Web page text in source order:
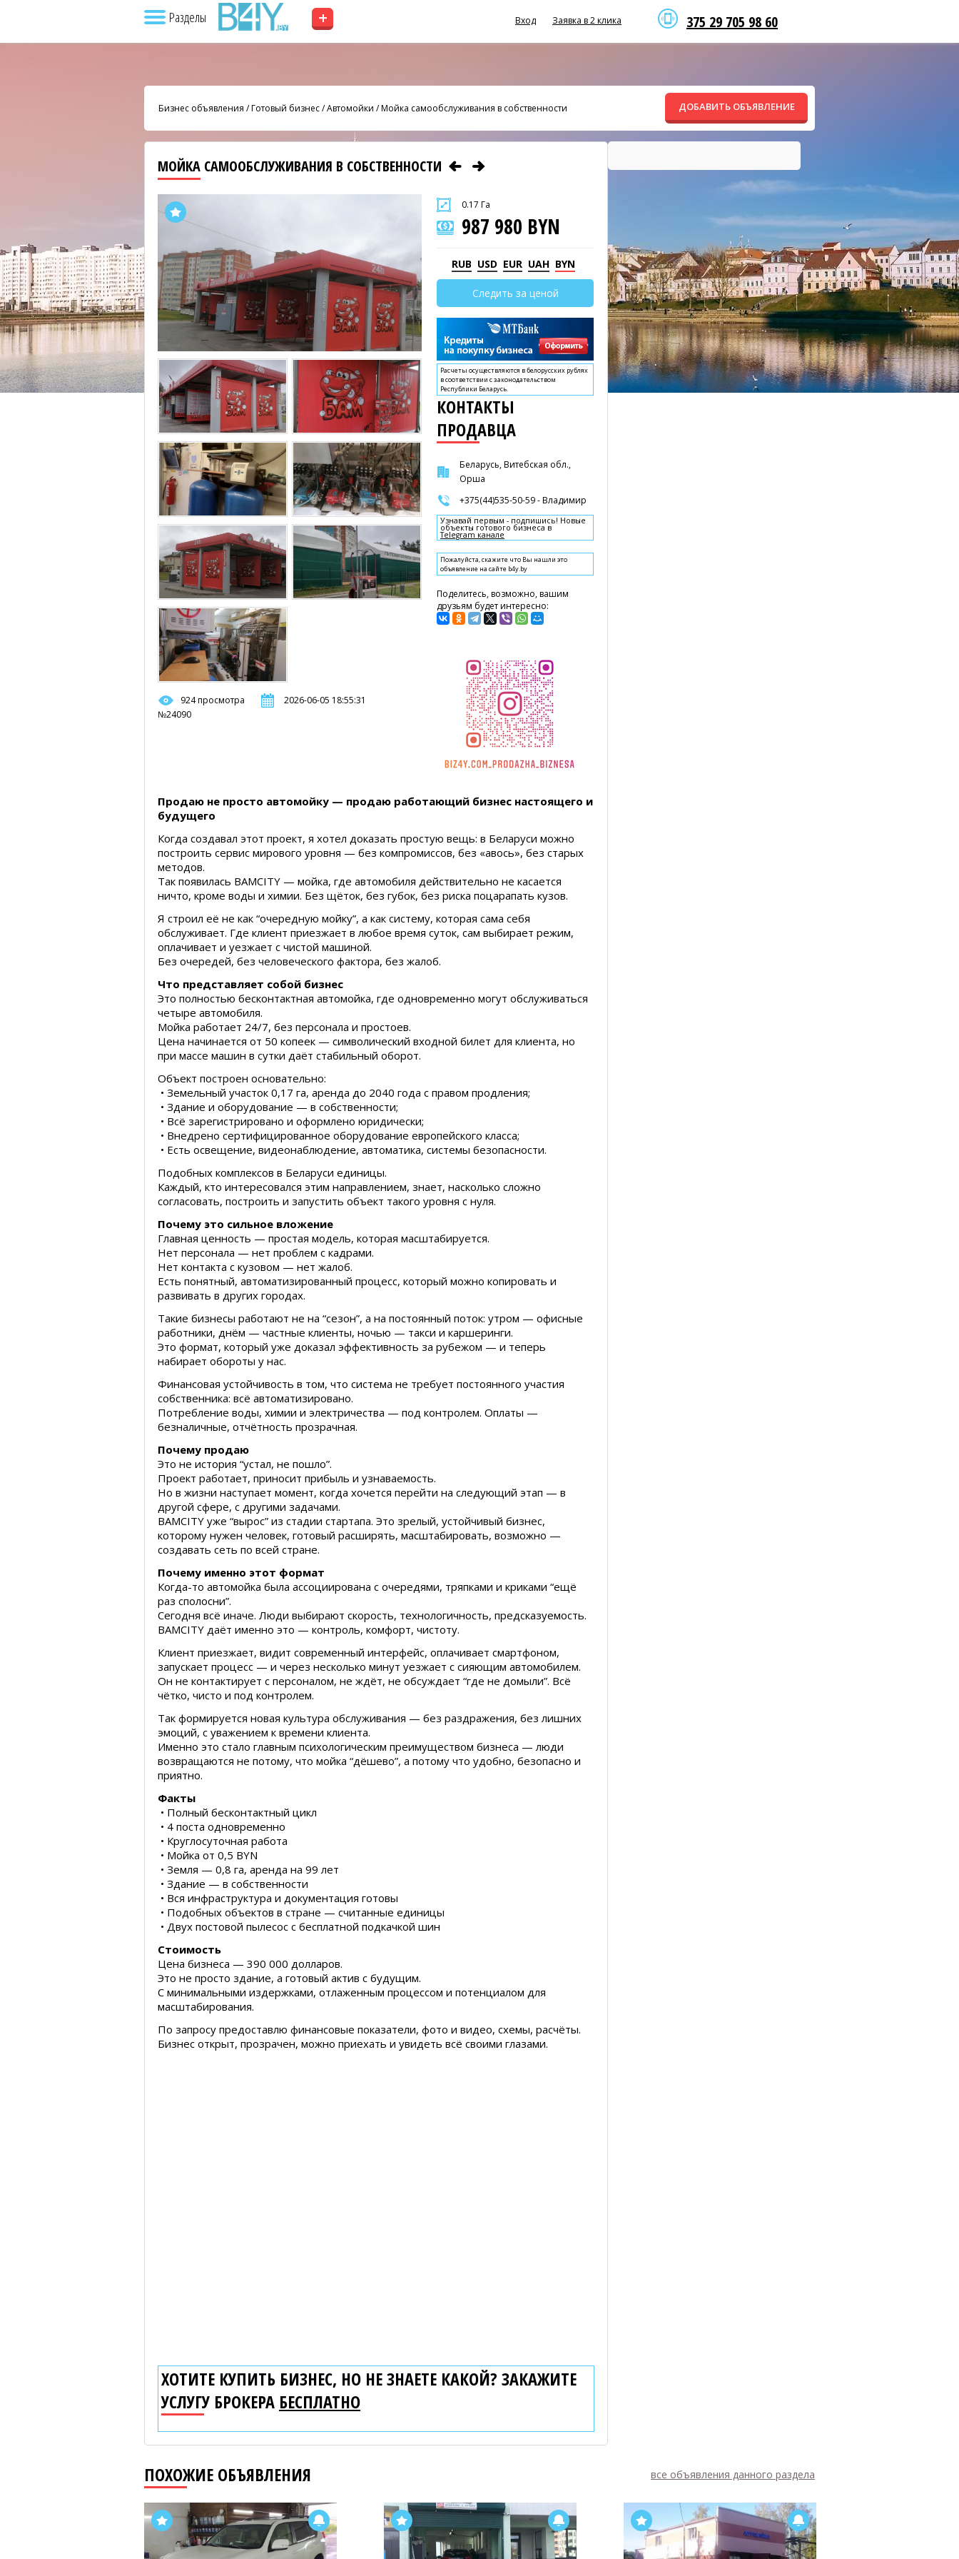
Разделы + 375 29 705 98 60
Вход Заявка в 2 клика
Бизнес объявления /Готовый бизнес/Автомойки /Мойка самообслуживания в собственности ДОБАВИТЬ ОБЪЯВЛЕНИЕ
МОЙКА САМООБСЛУЖИВАНИЯ В СОБСТВЕННОСТИ
924 просмотра
2026-06-05 18:55:31
№24090
0.17 Га
987 980 BYN
RUB USD EUR UAH BYN
Следить за ценой
Расчеты осуществляются в белорусских рублях
в соответствии с законодательством
Республики Беларусь.
КОНТАКТЫ
ПРОДАВЦА
Беларусь, Витебская обл.,
Орша
+375(44)535-50-59 - Владимир
Узнавай первым - подпишись! Новые
объекты готового бизнеса в
Telegram канале
Пожалуйста, скажите что Вы нашли это
объявление на сайте b4y.by
Поделитесь, возможно, вашим
друзьям будет интересно:
Продаю не просто автомойку — продаю работающий бизнес настоящего и
будущего
Когда создавал этот проект, я хотел доказать простую вещь: в Беларуси можно
построить сервис мирового уровня — без компромиссов, без «авось», без старых
методов.
Так появилась BAMCITY — мойка, где автомобиля действительно не касается
ничто, кроме воды и химии. Без щёток, без губок, без риска поцарапать кузов.
Я строил её не как “очередную мойку”, а как систему, которая сама себя
обслуживает. Где клиент приезжает в любое время суток, сам выбирает режим,
оплачивает и уезжает с чистой машиной.
Без очередей, без человеческого фактора, без жалоб.
Что представляет собой бизнес
Это полностью бесконтактная автомойка, где одновременно могут обслуживаться
четыре автомобиля.
Мойка работает 24/7, без персонала и простоев.
Цена начинается от 50 копеек — символический входной билет для клиента, но
при массе машин в сутки даёт стабильный оборот.
Объект построен основательно:
• Земельный участок 0,17 га, аренда до 2040 года с правом продления;
• Здание и оборудование — в собственности;
• Всё зарегистрировано и оформлено юридически;
• Внедрено сертифицированное оборудование европейского класса;
• Есть освещение, видеонаблюдение, автоматика, системы безопасности.
Подобных комплексов в Беларуси единицы.
Каждый, кто интересовался этим направлением, знает, насколько сложно
согласовать, построить и запустить объект такого уровня с нуля.
Почему это сильное вложение
Главная ценность — простая модель, которая масштабируется.
Нет персонала — нет проблем с кадрами.
Нет контакта с кузовом — нет жалоб.
Есть понятный, автоматизированный процесс, который можно копировать и
развивать в других городах.
Такие бизнесы работают не на “сезон”, а на постоянный поток: утром — офисные
работники, днём — частные клиенты, ночью — такси и каршеринги.
Это формат, который уже доказал эффективность за рубежом — и теперь
набирает обороты у нас.
Финансовая устойчивость в том, что система не требует постоянного участия
собственника: всё автоматизировано.
Потребление воды, химии и электричества — под контролем. Оплаты —
безналичные, отчётность прозрачная.
Почему продаю
Это не история “устал, не пошло”.
Проект работает, приносит прибыль и узнаваемость.
Но в жизни наступает момент, когда хочется перейти на следующий этап — в
другой сфере, с другими задачами.
BAMCITY уже “вырос” из стадии стартапа. Это зрелый, устойчивый бизнес,
которому нужен человек, готовый расширять, масштабировать, возможно —
создавать сеть по всей стране.
Почему именно этот формат
Когда-то автомойка была ассоциирована с очередями, тряпками и криками “ещё
раз сполосни”.
Сегодня всё иначе. Люди выбирают скорость, технологичность, предсказуемость.
BAMCITY даёт именно это — контроль, комфорт, чистоту.
Клиент приезжает, видит современный интерфейс, оплачивает смартфоном,
запускает процесс — и через несколько минут уезжает с сияющим автомобилем.
Он не контактирует с персоналом, не ждёт, не обсуждает “где не домыли”. Всё
чётко, чисто и под контролем.
Так формируется новая культура обслуживания — без раздражения, без лишних
эмоций, с уважением к времени клиента.
Именно это стало главным психологическим преимуществом бизнеса — люди
возвращаются не потому, что мойка “дёшево”, а потому что удобно, безопасно и
приятно.
Факты
• Полный бесконтактный цикл
• 4 поста одновременно
• Круглосуточная работа
• Мойка от 0,5 BYN
• Земля — 0,8 га, аренда на 99 лет
• Здание — в собственности
• Вся инфраструктура и документация готовы
• Подобных объектов в стране — считанные единицы
• Двух постовой пылесос с бесплатной подкачкой шин
Стоимость
Цена бизнеса — 390 000 долларов.
Это не просто здание, а готовый актив с будущим.
С минимальными издержками, отлаженным процессом и потенциалом для
масштабирования.
По запросу предоставлю финансовые показатели, фото и видео, схемы, расчёты.
Бизнес открыт, прозрачен, можно приехать и увидеть всё своими глазами.
ХОТИТЕ КУПИТЬ БИЗНЕС, НО НЕ ЗНАЕТЕ КАКОЙ? ЗАКАЖИТЕ
УСЛУГУ БРОКЕРА БЕСПЛАТНО
ПОХОЖИЕ ОБЪЯВЛЕНИЯ все объявления данного раздела